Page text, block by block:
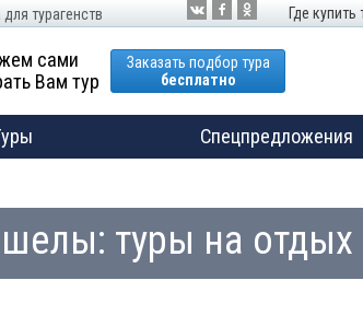
турагенств Где купить
сами
Вам тур
Заказать подбор тура
бесплатно
Спецпредложения
туры на отдых